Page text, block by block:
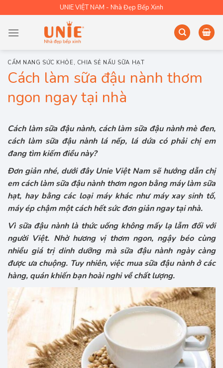
to
content
UNIE VIỆT NAM - Nhà Đẹp Bếp Xinh
CẨM NANG SỨC KHỎE , CHIA SẺ NẤU SỮA HẠT
Cách làm sữa đậu nành thơm
ngon ngay tại nhà
Cách làm sữa đậu nành, cách làm sữa đậu nành mè đen,
cách làm sữa đậu nành lá nếp, lá dứa có phải chị em
đang tìm kiếm điều này?
Đơn giản nhé, dưới đây Unie Việt Nam sẽ hướng dẫn chị
em cách làm sữa đậu nành thơm ngon bằng máy làm sữa
hạt, hay bằng các loại máy khác như máy xay sinh tố,
máy ép chậm một cách hết sức đơn giản ngay tại nhà.
Vì sữa đậu nành là thức uống không mấy lạ lẫm đối với
người Việt. Nhờ hương vị thơm ngon, ngậy béo cùng
nhiều giá trị dinh dưỡng mà sữa đậu nành ngày càng
được ưa chuộng. Tuy nhiên, việc mua sữa đậu nành ở các
hàng, quán khiến bạn hoài nghi về chất lượng.